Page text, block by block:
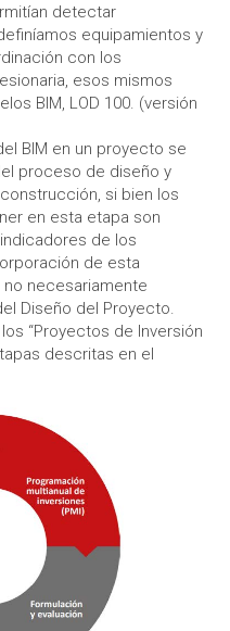
detectar
equipamientos y
con los
esos mismos
BIM, LOD 100. (versión
BIM en un proyecto se
proceso de diseño y
si bien los
en esta etapa son
de los
de esta
necesariamente
Diseño del Proyecto.
“Proyectos de Inversión
descritas en el